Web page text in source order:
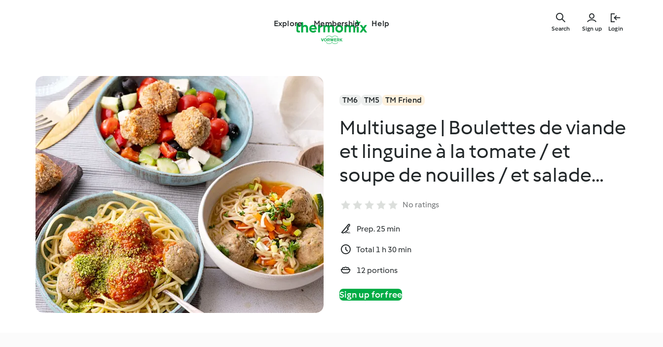
Explore Membership Help
Sign up Login
Search
TM6 TM5 TM Friend
Multiusage | Boulettes de viande
et linguine à la tomate / et
soupe de nouilles / et salade
grecqueNo ratings
Prep. 25 min
Total 1 h 30 min
12 portions
Sign up for free